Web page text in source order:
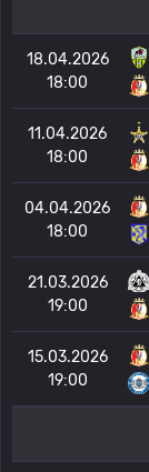
18.04.2026
18:00
11.04.2026
18:00
04.04.2026
18:00
21.03.2026
19:00
15.03.2026
19:00